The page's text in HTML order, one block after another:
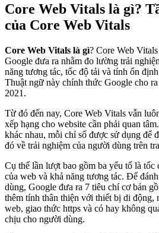
Core Web Vitals là gì?
của Core Web Vitals
Core Web Vitals là gì? Core Web
Google đưa ra nhằm đo lường trải
năng tương tác, tốc độ tải và tính ổn
Thuật ngữ này chính thức Google cho
2021.
Từ đó đến nay, Core Web Vitals vẫn
xếp hạng cho website cần phải quan
khác nhau, mỗi chỉ số được sử dụng để
đó về trải nghiệm của người dùng trên
Cụ thể lần lượt bao gồm ba yếu tố là tốc
của web và khả năng tương tác. Để
dùng, Google đưa ra 7 tiêu chí cơ bản
thêm tính thân thiện với thiết bị di động,
web, giao thức https và có hay không
chịu cho người dùng.